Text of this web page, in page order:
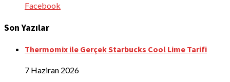
Facebook
Son Yazılar
Thermomix ile Gerçek Starbucks Cool Lime Tarifi
7 Haziran 2026